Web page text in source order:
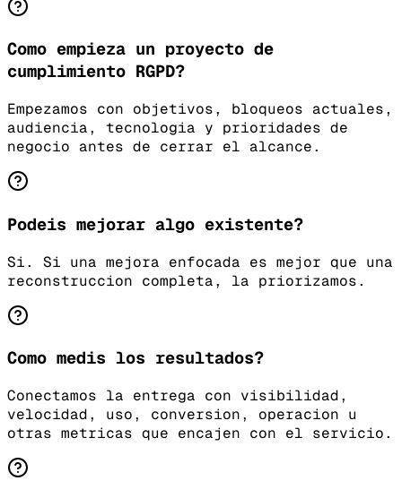
Como empieza un proyecto de
cumplimiento RGPD?
Empezamos con objetivos, bloqueos actuales,
audiencia, tecnologia y prioridades de
negocio antes de cerrar el alcance.
Podeis mejorar algo existente?
Si. Si una mejora enfocada es mejor que una
reconstruccion completa, la priorizamos.
Como medis los resultados?
Conectamos la entrega con visibilidad,
velocidad, uso, conversion, operacion u
otras metricas que encajen con el servicio.